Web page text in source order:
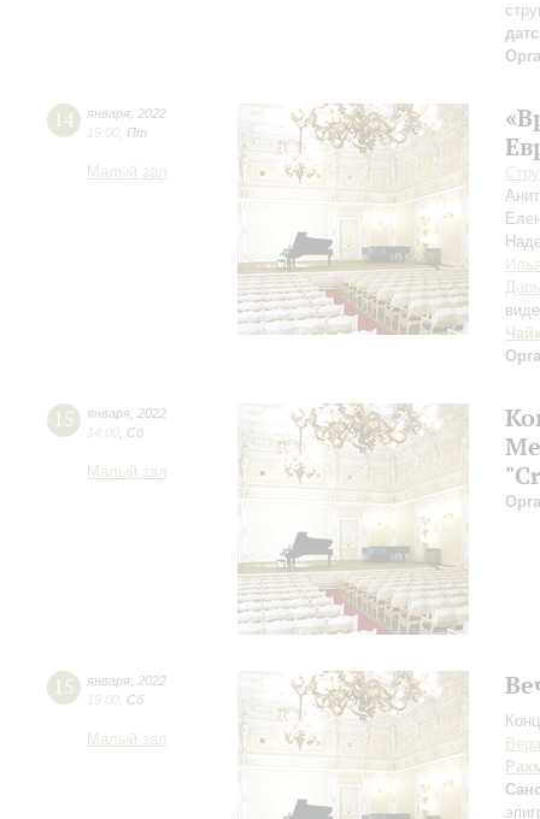
14 января 2022
19:00 Пт
Малый зал
15 января 2022
14:00 Сб
Малый зал
15 января 2022
19:00 Сб
Малый зал